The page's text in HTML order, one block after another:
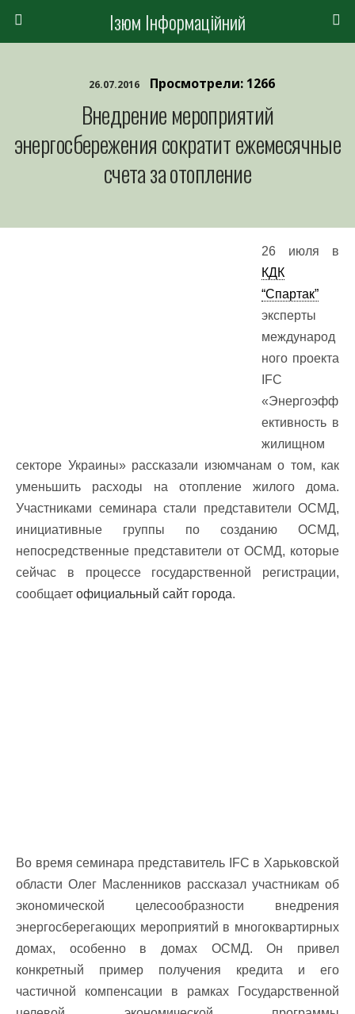
Ізюм Інформаційний
26.07.2016 Просмотрели: 1266
Внедрение мероприятий
энергосбережения сократит ежемесячные
счета за отопление
26 июля в
КДК
“Спартак”
эксперты
международ
ного проекта
IFC
«Энергоэфф
ективность в
жилищном
секторе Украины» рассказали изюмчанам о том, как
уменьшить расходы на отопление жилого дома.
Участниками семинара стали представители ОСМД,
инициативные группы по созданию ОСМД,
непосредственные представители от ОСМД, которые
сейчас в процессе государственной регистрации,
сообщает официальный сайт города.
Во время семинара представитель IFC в Харьковской
области Олег Масленников рассказал участникам об
экономической целесообразности внедрения
энергосберегающих мероприятий в многоквартирных
домах, особенно в домах ОСМД. Он привел
конкретный пример получения кредита и его
частичной компенсации в рамках Государственной